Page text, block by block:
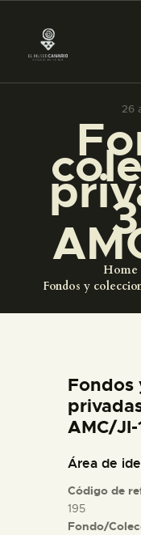
26
Home
Fondos y
█
EL
Fondos
AMC/JI-
Área de
Código de
195
Fondo/